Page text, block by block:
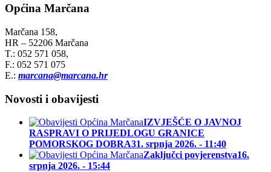
Općina Marčana
Marčana 158,
HR – 52206 Marčana
T.: 052 571 058,
F.: 052 571 075
E.: marcana@marcana.hr
Novosti i obavijesti
IZVJEŠĆE O JAVNOJ
RASPRAVI O PRIJEDLOGU GRANICE
POMORSKOG DOBRA31. srpnja 2026. - 11:40
Zaključci povjerenstva16.
srpnja 2026. - 15:44